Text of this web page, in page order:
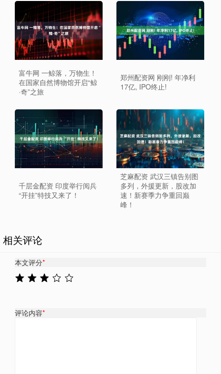
富牛网 一鲸落，万物生！
在国家自然博物馆开启“鲸
·奇”之旅
郑州配资网 刚刚! 年净利
17亿, IPO终止!
千层金配资 印度举行阅兵
“开挂”特技又来了！
芝麻配资 武汉三镇告别图
多列，外援更新，股改加
速！新赛季力争重回巅
峰！
相关评论
本文评分*
评论内容*